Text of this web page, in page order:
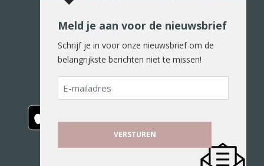
De reiswereld in woord en beeld
Meld je aan voor de nieuwsbrief
Schrijf je in voor onze nieuwsbrief om de
belangrijkste berichten niet te missen!
E-
mailadres